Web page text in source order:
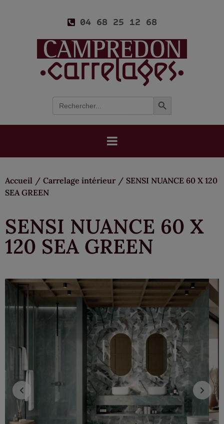
04 68 25 12 68
Search
for:
Search Button
Accueil / Carrelage intérieur / SENSI NUANCE 60 X 120
SEA GREEN
SENSI NUANCE 60 X
120 SEA GREEN